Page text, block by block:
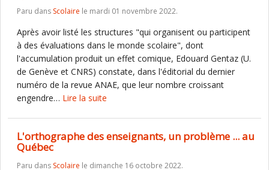
Paru dans Scolaire le mardi 01 novembre 2022.
Après avoir listé les structures "qui organisent ou participent
à des évaluations dans le monde scolaire", dont
l'accumulation produit un effet comique, Edouard Gentaz (U.
de Genève et CNRS) constate, dans l'éditorial du dernier
numéro de la revue ANAE, que leur nombre croissant
engendre… Lire la suite
L'orthographe des enseignants, un problème ... au
Québec
Paru dans Scolaire le dimanche 16 octobre 2022.